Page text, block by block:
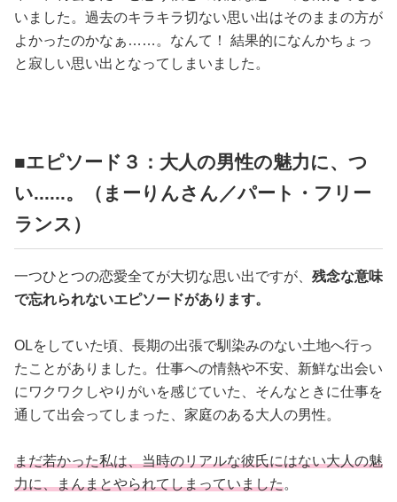
いました。過去のキラキラ切ない思い出はそのままの方が
よかったのかなぁ……。なんて！ 結果的になんかちょっ
と寂しい思い出となってしまいました。
■エピソード３：大人の男性の魅力に、つ
い......。（まーりんさん／パート・フリー
ランス）
一つひとつの恋愛全てが大切な思い出ですが、 残念な意味
で忘れられないエピソードがあります。
OLをしていた頃、長期の出張で馴染みのない土地へ行っ
たことがありました。仕事への情熱や不安、新鮮な出会い
にワクワクしやりがいを感じていた、そんなときに仕事を
通して出会ってしまった、家庭のある大人の男性。
まだ若かった私は、当時のリアルな彼氏にはない大人の魅
力に、まんまとやられてしまっていました。